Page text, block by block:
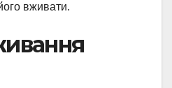
вживати.